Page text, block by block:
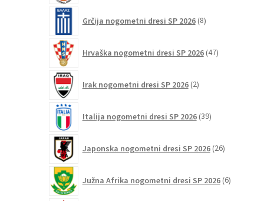
Grčija nogometni dresi SP 2026 8izdelkov
Hrvaška nogometni dresi SP 2026 47izdelkov
Irak nogometni dresi SP 2026 2izdelka
Italija nogometni dresi SP 2026 39izdelkov
Japonska nogometni dresi SP 2026 26izdelkov
Južna Afrika nogometni dresi SP 2026 6izdelkov